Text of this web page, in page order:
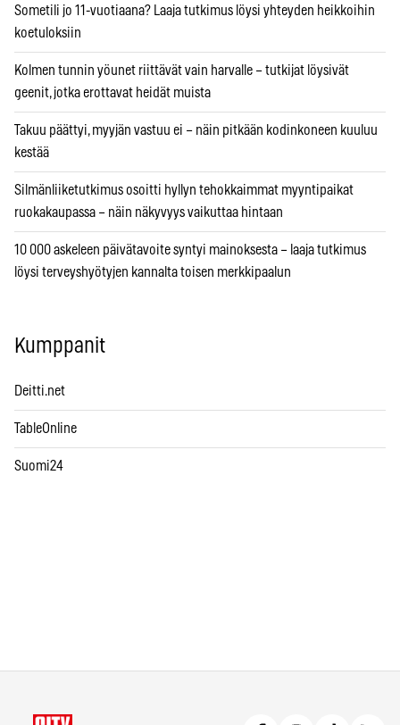
Sometili jo 11-vuotiaana? Laaja tutkimus löysi yhteyden heikkoihin
koetuloksiin
Kolmen tunnin yöunet riittävät vain harvalle – tutkijat löysivät
geenit, jotka erottavat heidät muista
Takuu päättyi, myyjän vastuu ei – näin pitkään kodinkoneen kuuluu
kestää
Silmänliiketutkimus osoitti hyllyn tehokkaimmat myyntipaikat
ruokakaupassa – näin näkyvyys vaikuttaa hintaan
10 000 askeleen päivätavoite syntyi mainoksesta – laaja tutkimus
löysi terveyshyötyjen kannalta toisen merkkipaalun
Kumppanit
Deitti.net
TableOnline
Suomi24